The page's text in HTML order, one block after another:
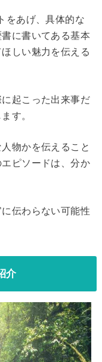
をあげ、具体的な
に書いてある基本
しい魅力を伝える
起こった出来事だ
す。
物かを伝えること
ピソードは、分か
伝わらない可能性
介